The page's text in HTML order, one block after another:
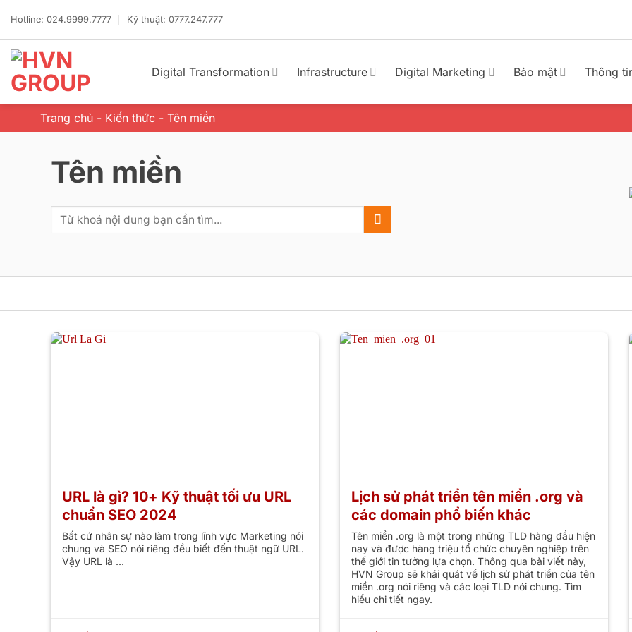
qua
dung
Hotline: 024.9999.7777 Kỹ thuật: 0777.247.777
Digital Transformation Infrastructure Digital Marketing Bảo mật Thông
Trang chủ - Kiến thức - Tên miền
Tên miền
kiếm:
URL là gì? 10+ Kỹ thuật tối ưu URL
chuẩn SEO 2024
Bất cứ nhân sự nào làm trong lĩnh vực Marketing nói
chung và SEO nói riêng đều biết đến thuật ngữ URL.
Vậy URL là ...
Lịch sử phát triển tên miền .org và
các domain phổ biến khác
Tên miền .org là một trong những TLD hàng đầu hiện
nay và được hàng triệu tổ chức chuyên nghiệp trên
thế giới tin tưởng lựa chọn. Thông qua bài viết này,
HVN Group sẽ khái quát về lịch sử phát triển của tên
miền .org nói riêng và các loại TLD nói chung. Tìm
hiểu chi tiết ngay.